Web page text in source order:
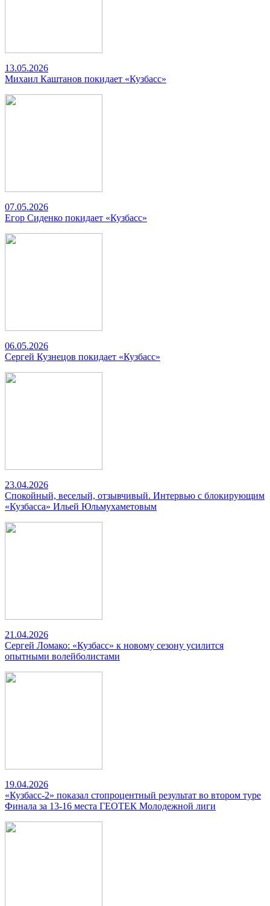
13.05.2026
Михаил Каштанов покидает «Кузбасс»
07.05.2026
Егор Сиденко покидает «Кузбасс»
06.05.2026
Сергей Кузнецов покидает «Кузбасс»
23.04.2026
Спокойный, веселый, отзывчивый. Интервью с блокирующим
«Кузбасса» Ильей Юльмухаметовым
21.04.2026
Сергей Ломако: «Кузбасс» к новому сезону усилится
опытными волейболистами
19.04.2026
«Кузбасс-2» показал стопроцентный результат во втором туре
Финала за 13-16 места ГЕОТЕК Молодежной лиги